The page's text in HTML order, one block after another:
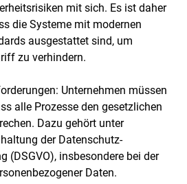
mit sich. Es ist daher
die Systeme mit modernen
ausgestattet sind, um
zu verhindern.
Unternehmen müssen
alle Prozesse den gesetzlichen
Dazu gehört unter
der Datenschutz-
(DSGVO), insbesondere bei der
Daten.